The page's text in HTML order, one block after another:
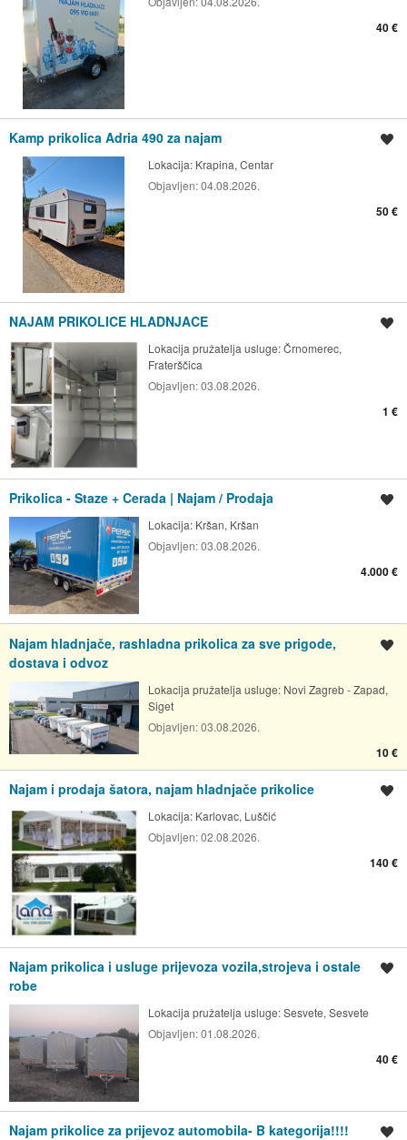
40 €
Kamp prikolica Adria 490 za najam
Lokacija: Krapina, Centar
Objavljen:04.08.2026.
50 €
NAJAM PRIKOLICE HLADNJACE
Lokacija pružatelja usluge:Črnomerec,
Fraterščica
Objavljen:03.08.2026.
1 €
Prikolica - Staze + Cerada | Najam / Prodaja
Lokacija: Kršan, Kršan
Objavljen:03.08.2026.
4.000 €
Najam hladnjače, rashladna prikolica za sve prigode,
dostava i odvoz
Lokacija pružatelja usluge: Novi Zagreb - Zapad,
Siget
Objavljen:03.08.2026.
10 €
Najam i prodaja šatora, najam hladnjače prikolice
Lokacija: Karlovac, Luščić
Objavljen:02.08.2026.
140 €
Najam prikolica i usluge prijevoza vozila,strojeva i ostale
robe
Lokacija pružatelja usluge:Sesvete, Sesvete
Objavljen:01.08.2026.
40 €
Najam prikolice za prijevoz automobila- B kategorija!!!!